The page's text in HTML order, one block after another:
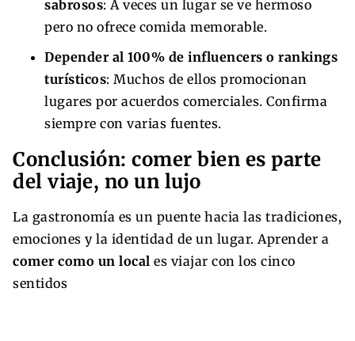
sabrosos: A veces un lugar se ve hermoso
pero no ofrece comida memorable.
Depender al 100% de influencers o rankings
turísticos: Muchos de ellos promocionan
lugares por acuerdos comerciales. Confirma
siempre con varias fuentes.
Conclusión: comer bien es parte
del viaje, no un lujo
La gastronomía es un puente hacia las tradiciones,
emociones y la identidad de un lugar. Aprender a
comer como un local es viajar con los cinco
sentidos